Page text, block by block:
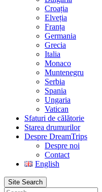
Croația
Elveția
Franța
Germania
Grecia
Italia
Monaco
Muntenegru
Serbia
Spania
Ungaria
Vatican
Sfaturi de călătorie
Starea drumurilor
Despre DreamTrips
Despre noi
Contact
English
Site Search